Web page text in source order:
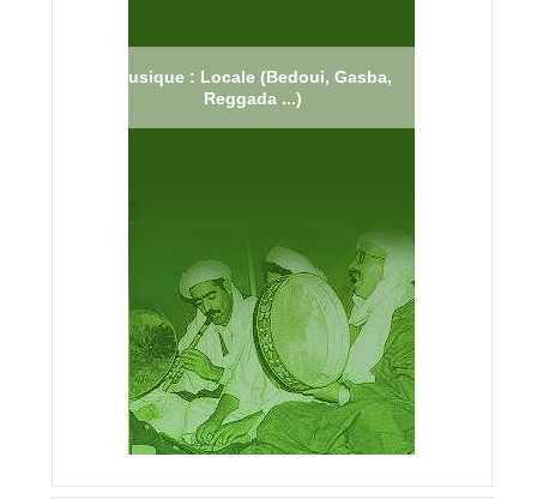
Musique : Locale (Bedoui, Gasba,
Reggada ...)